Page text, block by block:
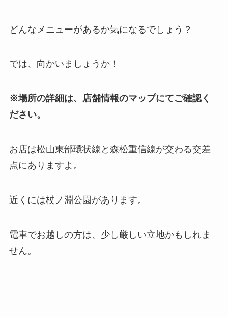
どんなメニューがあるか気になるでしょう？
では、向かいましょうか！
※場所の詳細は、店舗情報のマップにてご確認く
ださい。
お店は松山東部環状線と森松重信線が交わる交差
点にありますよ。
近くには杖ノ淵公園があります。
電車でお越しの方は、少し厳しい立地かもしれま
せん。